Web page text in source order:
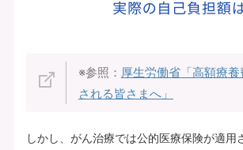
※参照： 厚生労働省「高額療
される皆さまへ」
しかし、がん治療では公的医療保険が適用